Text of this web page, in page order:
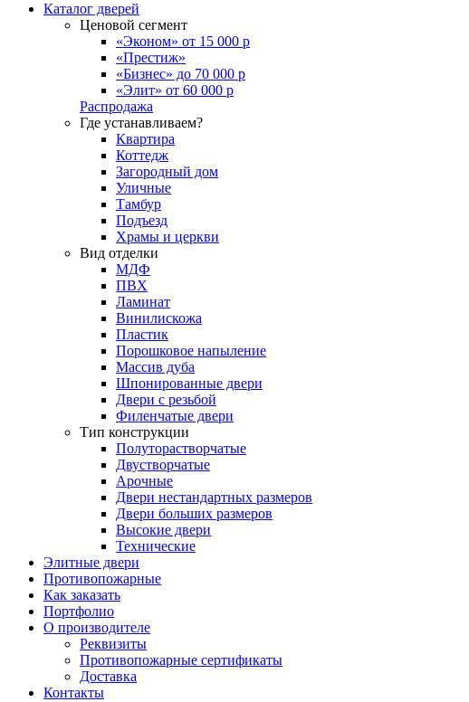
Каталог дверей
Ценовой сегмент
«Эконом» от 15 000 р
«Престиж»
«Бизнес» до 70 000 р
«Элит» от 60 000 р
Распродажа
Где устанавливаем?
Квартира
Коттедж
Загородный дом
Уличные
Тамбур
Подъезд
Храмы и церкви
Вид отделки
МДФ
ПВХ
Ламинат
Винилискожа
Пластик
Порошковое напыление
Массив дуба
Шпонированные двери
Двери с резьбой
Филенчатые двери
Тип конструкции
Полуторастворчатые
Двустворчатые
Арочные
Двери нестандартных размеров
Двери больших размеров
Высокие двери
Технические
Элитные двери
Противопожарные
Как заказать
Портфолио
О производителе
Реквизиты
Противопожарные сертификаты
Доставка
Контакты